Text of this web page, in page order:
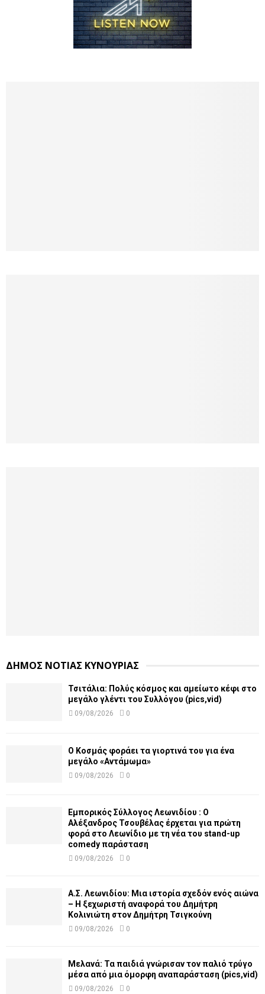
ΔΗΜΟΣ ΝΟΤΙΑΣ ΚΥΝΟΥΡΙΑΣ
Τσιτάλια: Πολύς κόσμος και αμείωτο κέφι στο
μεγάλο γλέντι του Συλλόγου (pics,vid)
09/08/2026 0
Ο Κοσμάς φοράει τα γιορτινά του για ένα
μεγάλο «Αντάμωμα»
09/08/2026 0
Εμπορικός Σύλλογος Λεωνιδίου : Ο
Αλέξανδρος Τσουβέλας έρχεται για πρώτη
φορά στο Λεωνίδιο με τη νέα του stand-up
comedy παράσταση
09/08/2026 0
Α.Σ. Λεωνιδίου: Μια ιστορία σχεδόν ενός αιώνα
– Η ξεχωριστή αναφορά του Δημήτρη
Κολινιώτη στον Δημήτρη Τσιγκούνη
09/08/2026 0
Μελανά: Τα παιδιά γνώρισαν τον παλιό τρύγο
μέσα από μια όμορφη αναπαράσταση (pics,vid)
09/08/2026 0